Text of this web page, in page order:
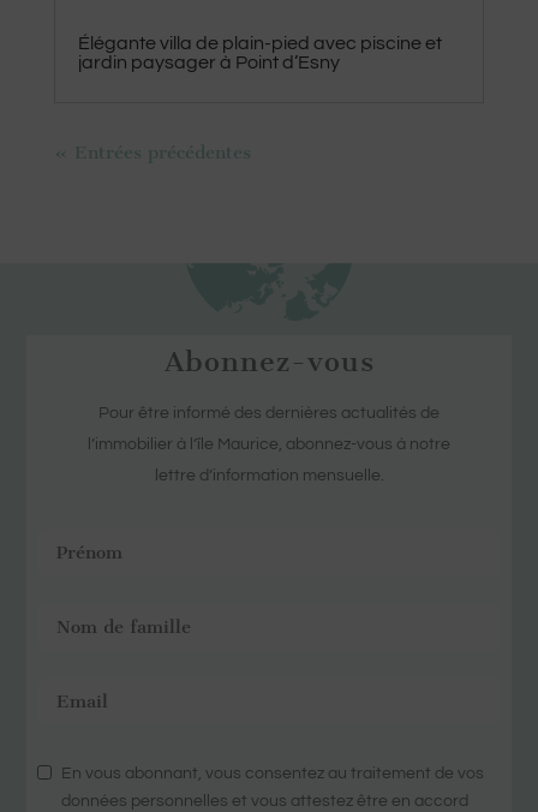
Élégante villa de plain-pied avec piscine et
jardin paysager à Point d’Esny
« Entrées précédentes
Abonnez-vous
Pour être informé des dernières actualités de
l’immobilier à l’île Maurice, abonnez-vous à notre
lettre d’information mensuelle.
En vous abonnant, vous consentez au traitement de vos
données personnelles et vous attestez être en accord